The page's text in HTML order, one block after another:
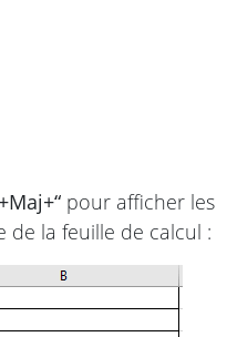
pour afficher les
de la feuille de calcul :